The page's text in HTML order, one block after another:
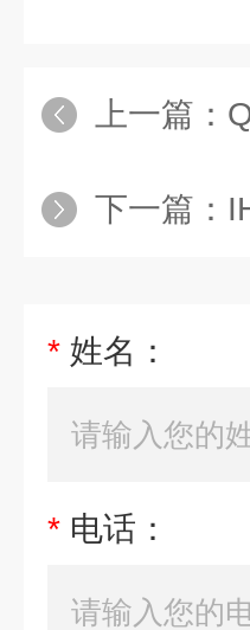
上一篇：
下一篇：
* 姓名：
* 电话：